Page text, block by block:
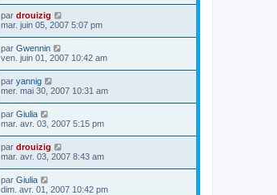
par drouizig
mar. juin 05, 2007 5:07 pm
par Gwennin
ven. juin 01, 2007 10:42 am
par yannig
mer. mai 30, 2007 10:31 am
par Giulia
mar. avr. 03, 2007 5:15 pm
par drouizig
mar. avr. 03, 2007 8:43 am
par Giulia
dim. avr. 01, 2007 10:42 pm